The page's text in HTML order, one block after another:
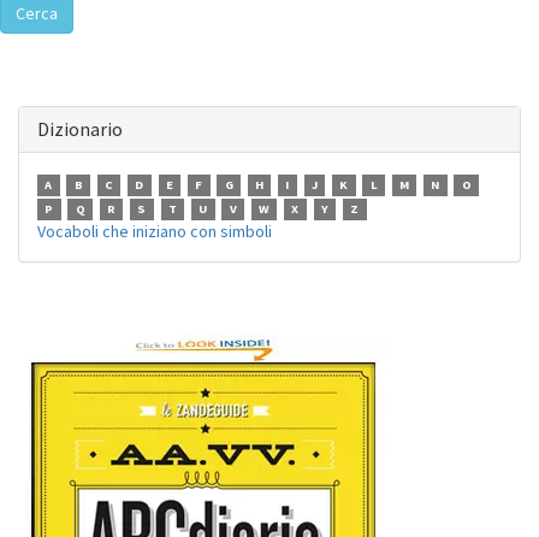
Cerca
Dizionario
A B C D E F G H I J K L M N
O
P
Q R S T U V W X Y Z
Vocaboli che iniziano con simboli